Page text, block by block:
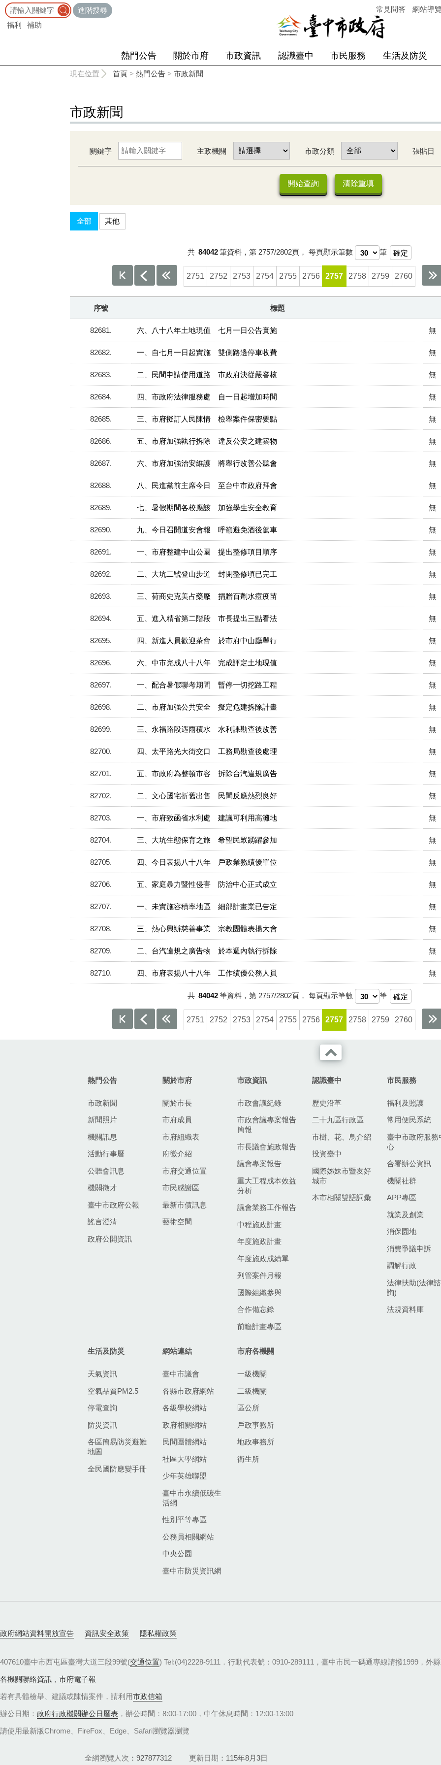
進階搜尋
福利
補助
常見問答 網站導
熱門公告 關於市府 市政資訊 認識臺中 市民服務 生活及防災
現在位置 首頁 > 熱門公告 > 市政新聞
市政新聞
關鍵字 主政機關 市政分類 張貼日
全部 其他
共 84042筆資料，第 2757/2802頁， 每頁顯示筆數 筆
2751 2752 2753 2754 2755 2756 2757 2758 2759 2760
序號 標題
82681 六、八十八年土地現值 七月一日公告實施 無
82682 一、自七月一日起實施 雙側路邊停車收費 無
82683 二、民間申請使用道路 市政府決從嚴審核 無
82684 四、市政府法律服務處 自一日起增加時間 無
82685 三、市府擬訂人民陳情 檢舉案件保密要點 無
82686 五、市府加強執行拆除 違反公安之建築物 無
82687 六、市府加強治安維護 將舉行改善公聽會 無
82688 八、民進黨前主席今日 至台中市政府拜會 無
82689 七、暑假期間各校應該 加強學生安全教育 無
82690 九、今日召開道安會報 呼籲避免酒後駕車 無
82691 一、市府整建中山公園 提出整修項目順序 無
82692 二、大坑二號登山步道 封閉整修頃已完工 無
82693 三、荷商史克美占藥廠 捐贈百劑水痘疫苗 無
82694 五、進入精省第二階段 市長提出三點看法 無
82695 四、新進人員歡迎茶會 於市府中山廳舉行 無
82696 六、中市完成八十八年 完成評定土地現值 無
82697 一、配合暑假聯考期間 暫停一切挖路工程 無
82698 二、市府加強公共安全 擬定危建拆除計畫 無
82699 三、永福路段遇雨積水 水利課勘查後改善 無
82700 四、太平路光大街交口 工務局勘查後處理 無
82701 五、市政府為整頓市容 拆除台汽違規廣告 無
82702 二、文心國宅折舊出售 民間反應熱烈良好 無
82703 一、市府致函省水利處 建議可利用高灘地 無
82704 三、大坑生態保育之旅 希望民眾踴躍參加 無
82705 四、今日表揚八十八年 戶政業務績優單位 無
82706 五、家庭暴力暨性侵害 防治中心正式成立 無
82707 一、未實施容積率地區 細部計畫業已告定 無
82708 三、熱心興辦慈善事業 宗教團體表揚大會 無
82709 二、台汽違規之廣告物 於本週內執行拆除 無
82710 四、市府表揚八十八年 工作績優公務人員 無
共 84042筆資料，第 2757/2802頁， 每頁顯示筆數 筆
2751 2752 2753 2754 2755 2756 2757 2758 2759 2760
熱門公告
市政新聞
新聞照片
機關訊息
活動行事曆
公聽會訊息
機關徵才
臺中市政府公報
謠言澄清
政府公開資訊
關於市府
關於市長
市府成員
市府組織表
府徽介紹
市府交通位置
市民感謝區
最新市債訊息
藝術空間
市政資訊
市政會議紀錄
市政會議專案報告
簡報
市長議會施政報告
議會專案報告
重大工程成本效益
分析
議會業務工作報告
中程施政計畫
年度施政計畫
年度施政成績單
列管案件月報
國際組織參與
合作備忘錄
前瞻計畫專區
認識臺中
歷史沿革
二十九區行政區
市樹、花、鳥介紹
投資臺中
國際姊妹市暨友好
城市
本市相關雙語詞彙
市民服務
福利及照護
常用便民系統
臺中市政府服務
心
合署辦公資訊
機關社群
APP專區
就業及創業
消保園地
消費爭議申訴
調解行政
法律扶助(法律諮
詢)
法規資料庫
生活及防災
天氣資訊
空氣品質PM2.5
停電查詢
防災資訊
各區簡易防災避難
地圖
全民國防應變手冊
網站連結
臺中市議會
各縣市政府網站
各級學校網站
政府相關網站
民間團體網站
社區大學網站
少年英雄聯盟
臺中市永續低碳生
活網
性別平等專區
公務員相關網站
中央公園
臺中市防災資訊網
市府各機關
一級機關
二級機關
區公所
戶政事務所
地政事務所
衛生所
政府網站資料開放宣告 資訊安全政策 隱私權政策
407610臺中市西屯區臺灣大道三段99號(交通位置) Tel:(04)2228-9111．行動代表號：0910-289111，臺中市民一碼通專線請撥1999，外
各機關聯絡資訊 ， 市府電子報
若有具體檢舉、建議或陳情案件，請利用市政信箱
辦公日期： 政府行政機關辦公日曆表 ，辦公時間：8:00-17:00，中午休息時間：12:00-13:00
請使用最新版Chrome、FireFox、Edge、Safari瀏覽器瀏覽
全網瀏覽人次 927877312 更新日期 115年8月3日